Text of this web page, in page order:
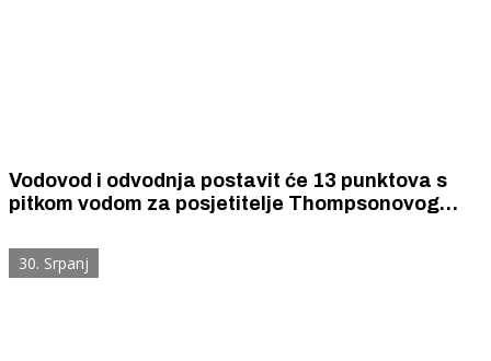
Vodovod i odvodnja postavit će 13 punktova s
pitkom vodom za posjetitelje Thompsonovog
30. Srpanj